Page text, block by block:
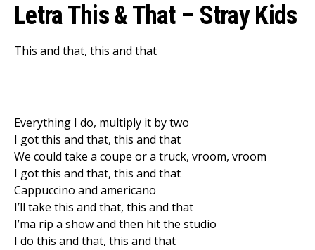
Letra This & That – Stray Kids
This and that, this and that
Everything I do, multiply it by two
I got this and that, this and that
We could take a coupe or a truck, vroom, vroom
I got this and that, this and that
Cappuccino and americano
I’ll take this and that, this and that
I’ma rip a show and then hit the studio
I do this and that, this and that